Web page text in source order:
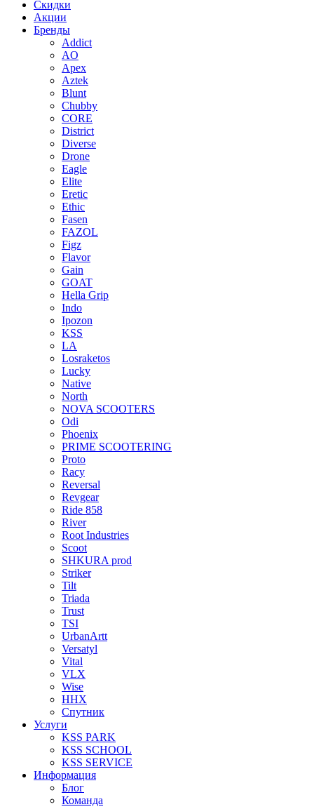
Скидки
Акции
Бренды
Addict
AO
Apex
Aztek
Blunt
Chubby
CORE
District
Diverse
Drone
Eagle
Elite
Eretic
Ethic
Fasen
FAZOL
Figz
Flavor
Gain
GOAT
Hella Grip
Indo
Ipozon
KSS
LA
Losraketos
Lucky
Native
North
NOVA SCOOTERS
Odi
Phoenix
PRIME SCOOTERING
Proto
Racy
Reversal
Revgear
Ride 858
River
Root Industries
Scoot
SHKURA рrоd
Striker
Tilt
Triada
Trust
TSI
UrbanArtt
Versatyl
Vital
VLX
Wise
ННХ
Спутник
Услуги
KSS PARK
KSS SCHOOL
KSS SERVICE
Информация
Блог
Команда